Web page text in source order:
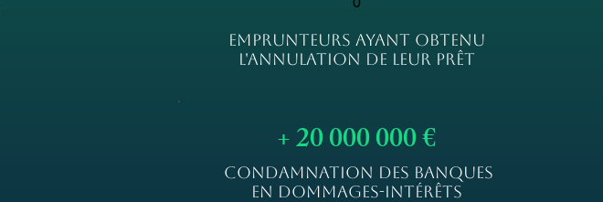
EMPRUNTEURS AYANT OBTENU
L'ANNULATION DE LEUR PRÊT
+ 20 000 000 €
CONDAMNATION DES BANQUES
EN DOMMAGES-INTÉRÊTS